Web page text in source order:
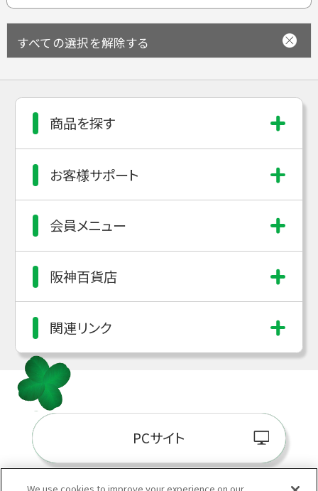
すべての選択を解除する
商品を探す
お客様サポート
会員メニュー
阪神百貨店
関連リンク
PCサイト